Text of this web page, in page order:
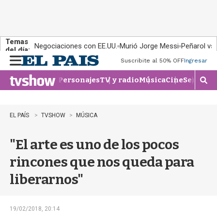
Temas
del día: Negociaciones con EE.UU. Murió Jorge Messi Peñarol
n
u
Suscribite al 50% OFFIngresar
PersonajesTV y radioMúsicaCineSeries
M
o
EL PAÍS TVSHOW MÚSICA
"El arte es uno de los pocos
rincones que nos queda para
liberarnos"
19/02/2018, 20:14